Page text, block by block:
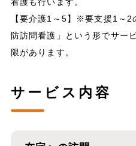
【要介護1～5】※要支援1～2
防訪問看護」という形でサー
限があります。
サービス内容